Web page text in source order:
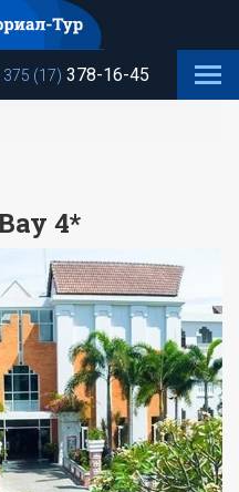
375 (17) 378-16-45
4*